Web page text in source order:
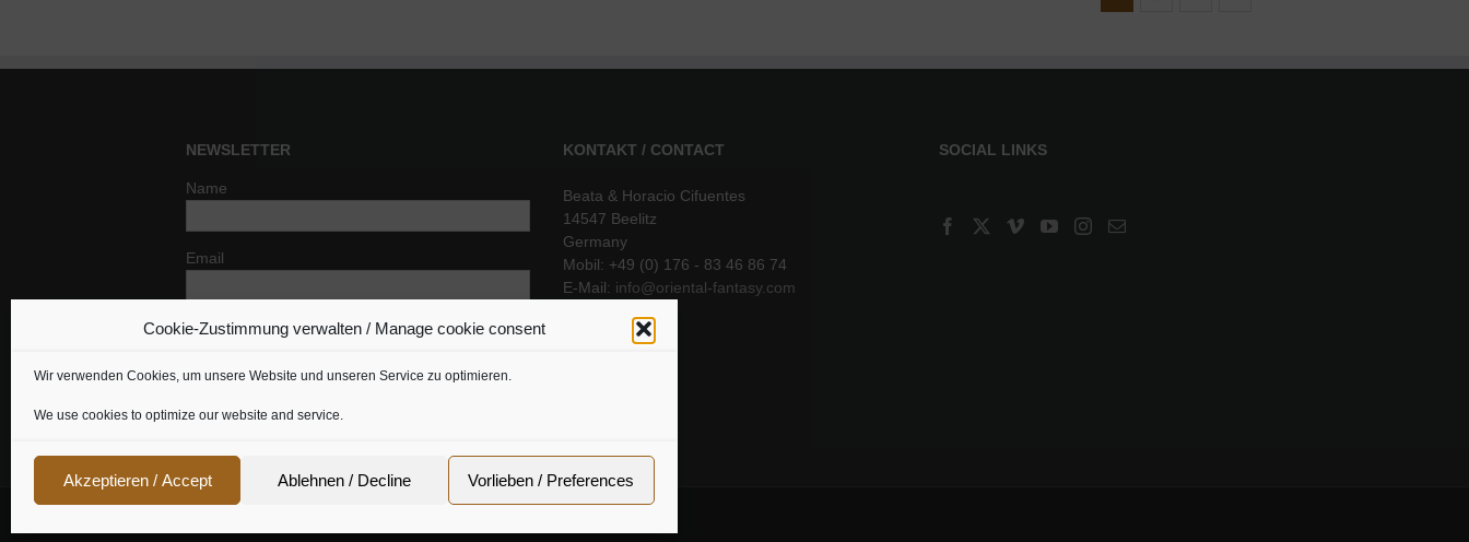
Cookie-Zustimmung verwalten / Manage cookie consent
Wir verwenden Cookies, um unsere Website und unseren Service zu optimieren.
We use cookies to optimize our website and service.
Akzeptieren / Accept Ablehnen / Decline Vorlieben / Preferences
NEWSLETTER
Name
Email
Indem Du fortfährst, akzeptierst Du unsere
KONTAKT / CONTACT
Beata & Horacio Cifuentes
14547 Beelitz
Germany
Mobil: +49 (0) 176 - 83 46 86 74
E-Mail: info@oriental-fantasy.com
SOCIAL LINKS